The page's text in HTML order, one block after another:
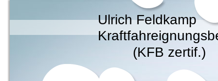
Ulrich Feldkamp
(KFB zertif.)